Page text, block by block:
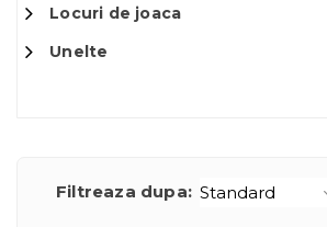
Locuri de joaca
Unelte
Filtreaza dupa: